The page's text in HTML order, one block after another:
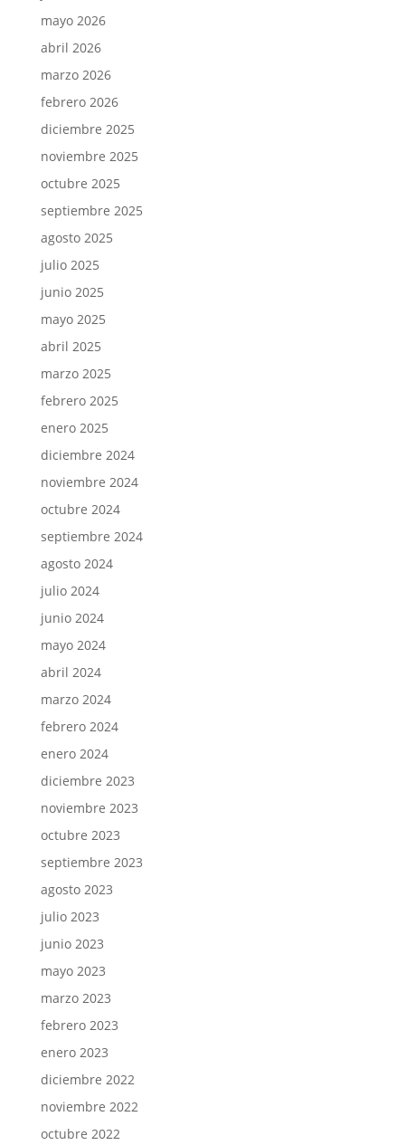
mayo 2026
abril 2026
marzo 2026
febrero 2026
diciembre 2025
noviembre 2025
octubre 2025
septiembre 2025
agosto 2025
julio 2025
junio 2025
mayo 2025
abril 2025
marzo 2025
febrero 2025
enero 2025
diciembre 2024
noviembre 2024
octubre 2024
septiembre 2024
agosto 2024
julio 2024
junio 2024
mayo 2024
abril 2024
marzo 2024
febrero 2024
enero 2024
diciembre 2023
noviembre 2023
octubre 2023
septiembre 2023
agosto 2023
julio 2023
junio 2023
mayo 2023
marzo 2023
febrero 2023
enero 2023
diciembre 2022
noviembre 2022
octubre 2022